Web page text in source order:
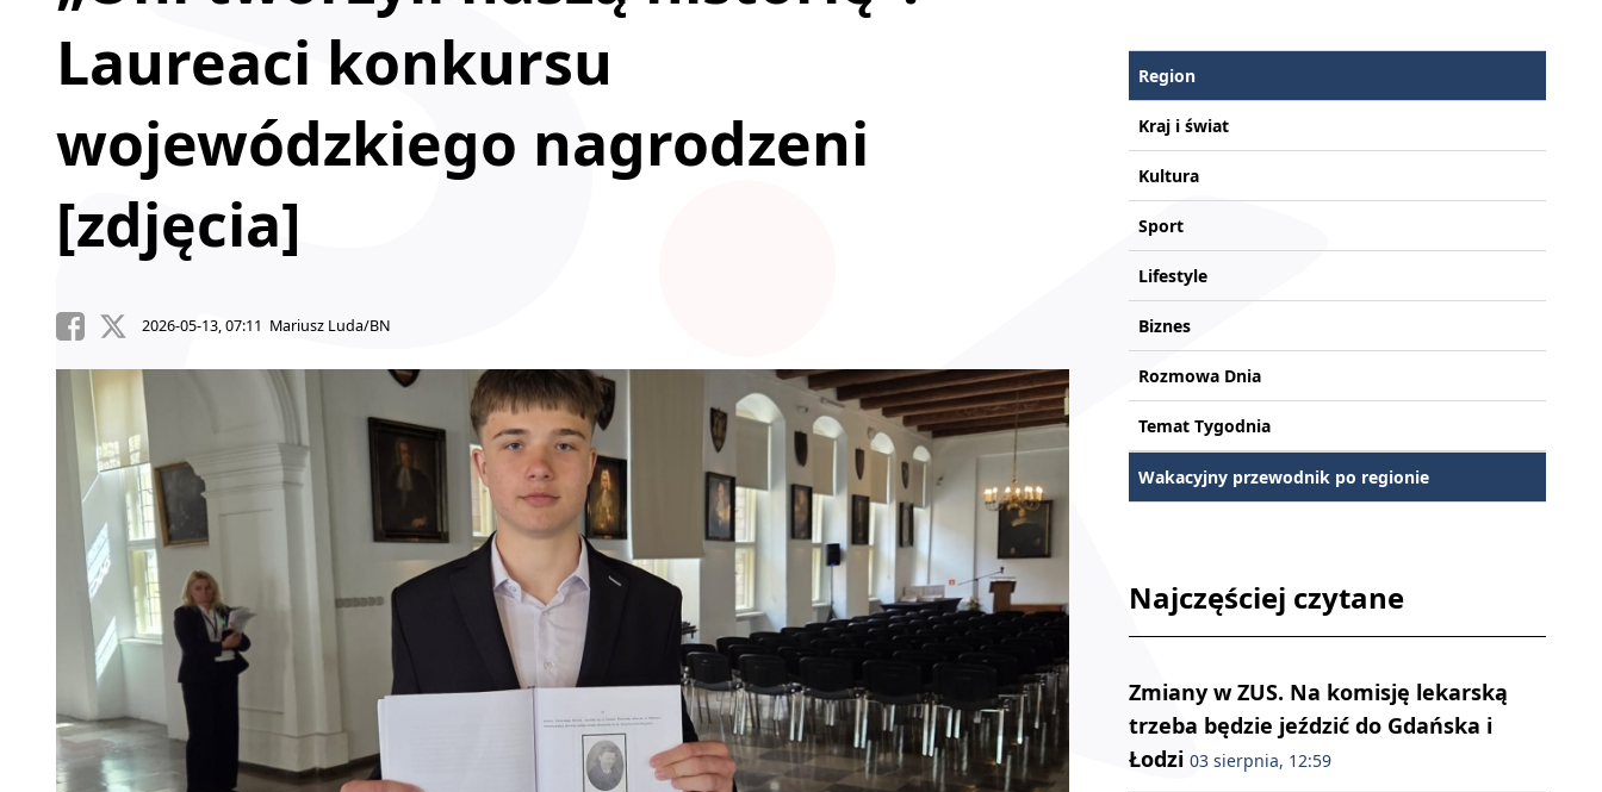
Laureaci konkursu
wojewódzkiego nagrodzeni
[zdjęcia]
2026-05-13, 07:11 Mariusz Luda/BN
Region
Kraj i świat
Kultura
Sport
Lifestyle
Biznes
Rozmowa Dnia
Temat Tygodnia
Wakacyjny przewodnik po regionie
Najczęściej czytane
Zmiany w ZUS. Na komisję lekarską
trzeba będzie jeździć do Gdańska i
Łodzi 03 sierpnia, 12:59